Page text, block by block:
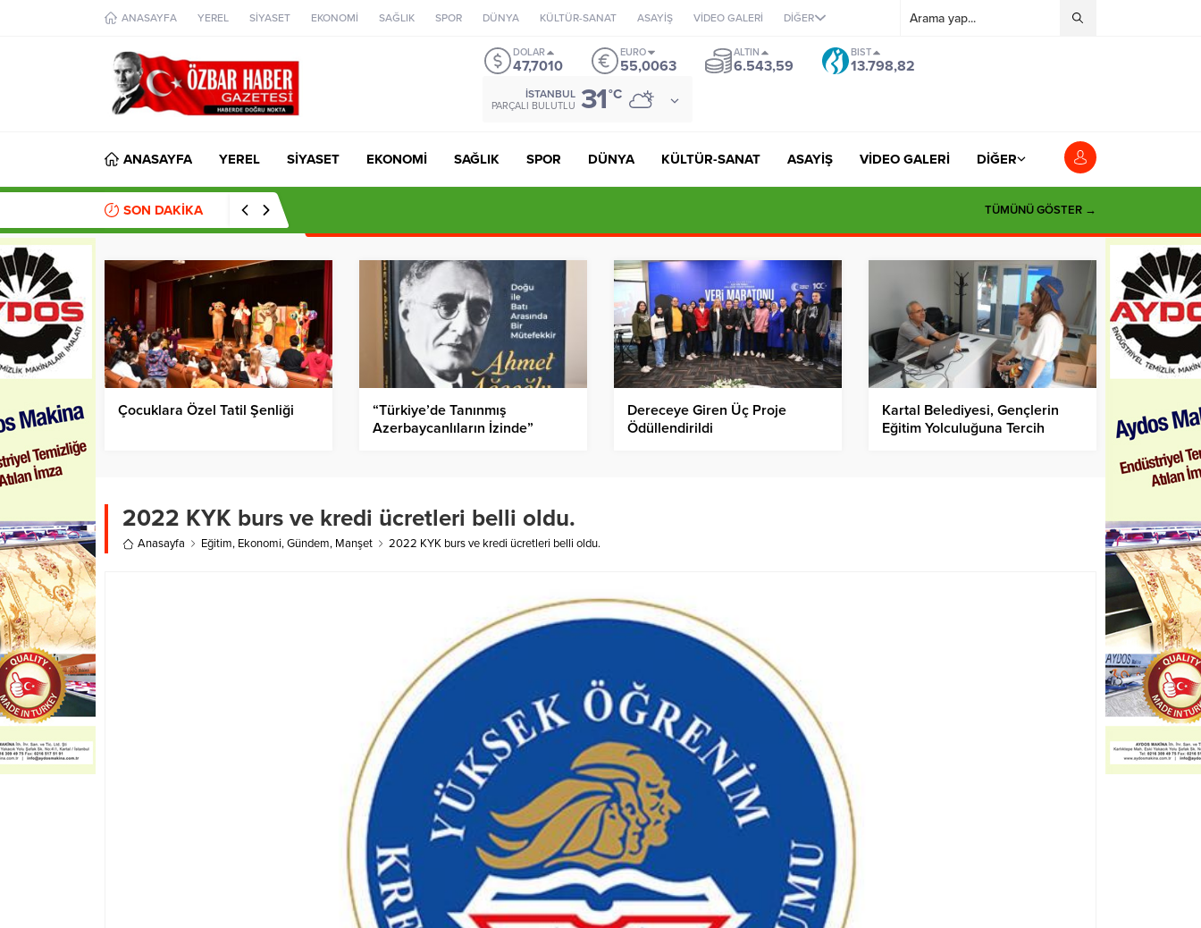
ANASAYFA YEREL SİYASET EKONOMİ SAĞLIK SPOR DÜNYA KÜLTÜR-SANAT ASAYİŞ VİDEO GALERİ DİĞER
DOLAR
47,7010
EURO
55,0063
ALTIN
6.543,59
BIST
13.798,82
İSTANBUL
PARÇALI BULUTLU 31°C
ANASAYFA YEREL SİYASET EKONOMİ SAĞLIK SPOR DÜNYA KÜLTÜR-SANAT ASAYİŞ VİDEO GALERİ DİĞER
SON DAKİKA TÜMÜNÜ GÖSTER →
Çocuklara Özel Tatil Şenliği
“Türkiye’de Tanınmış
Azerbaycanlıların İzinde”
Dereceye Giren Üç Proje
Ödüllendirildi
Kartal Belediyesi, Gençlerin
Eğitim Yolculuğuna Tercih
2022 KYK burs ve kredi ücretleri belli oldu.
Anasayfa Eğitim, Ekonomi,Gündem, Manşet 2022 KYK burs ve kredi ücretleri belli oldu.